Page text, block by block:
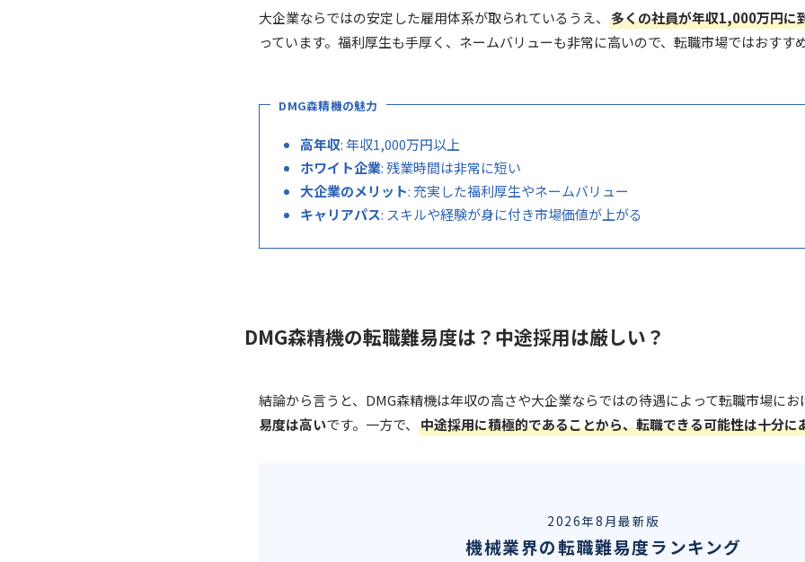
大企業ならではの安定した雇用体系が取られているうえ、 多くの社員が年収1,000万円に
っています。福利厚生も手厚く、ネームバリューも非常に高いので、転職市場ではおすす
DMG森精機の魅力
高年収: 年収1,000万円以上
ホワイト企業: 残業時間は非常に短い
大企業のメリット: 充実した福利厚生やネームバリュー
キャリアパス: スキルや経験が身に付き市場価値が上がる
DMG森精機の転職難易度は？中途採用は厳しい？
結論から言うと、DMG森精機は年収の高さや大企業ならではの待遇によって転職市場に
易度は高いです。一方で、 中途採用に積極的であることから、転職できる可能性は十分に
2026年8月最新版
機械業界の転職難易度ランキング